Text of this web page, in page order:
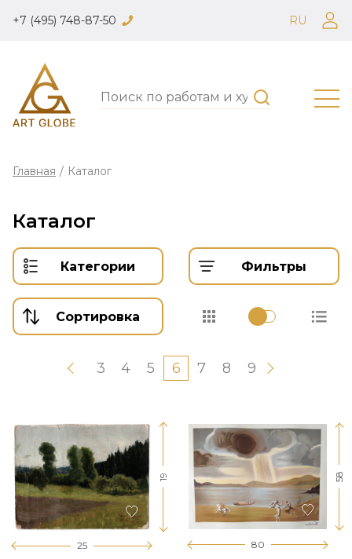
+7 (495) 748-87-50 RU
Главная / Каталог
Каталог
Категории Фильтры
Сортировка
3 4 5 6 7 8 9
25
19
80
58